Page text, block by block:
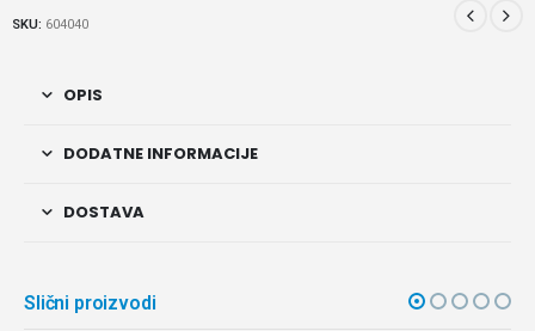
SKU: 604040
OPIS
DODATNE INFORMACIJE
DOSTAVA
Slični proizvodi